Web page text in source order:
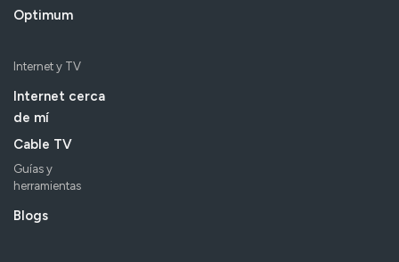
Optimum
Internet y TV
Internet cerca
de mí
Cable TV
Guías y
herramientas
Blogs